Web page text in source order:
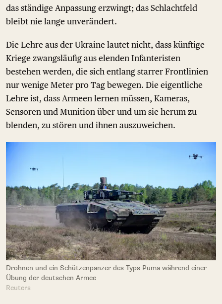
das ständige Anpassung erzwingt; das Schlachtfeld
bleibt nie lange unverändert.
Die Lehre aus der Ukraine lautet nicht, dass künftige
Kriege zwangsläufig aus elenden Infanteristen
bestehen werden, die sich entlang starrer Frontlinien
nur wenige Meter pro Tag bewegen. Die eigentliche
Lehre ist, dass Armeen lernen müssen, Kameras,
Sensoren und Munition über und um sie herum zu
blenden, zu stören und ihnen auszuweichen.
Drohnen und ein Schützenpanzer des Typs Puma während einer
Übung der deutschen Armee
Reuters